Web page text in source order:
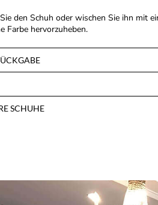
den Schuh oder wischen Sie ihn mit
Farbe hervorzuheben.
SCHUHE